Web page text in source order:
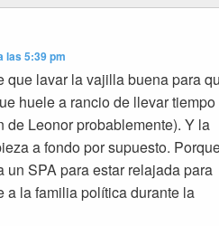
las 5:39 pm
que lavar la vajilla buena para
huele a rancio de llevar
de Leonor probablemente). Y la
a fondo por supuesto.
un SPA para estar relajada para
a la familia política durante la